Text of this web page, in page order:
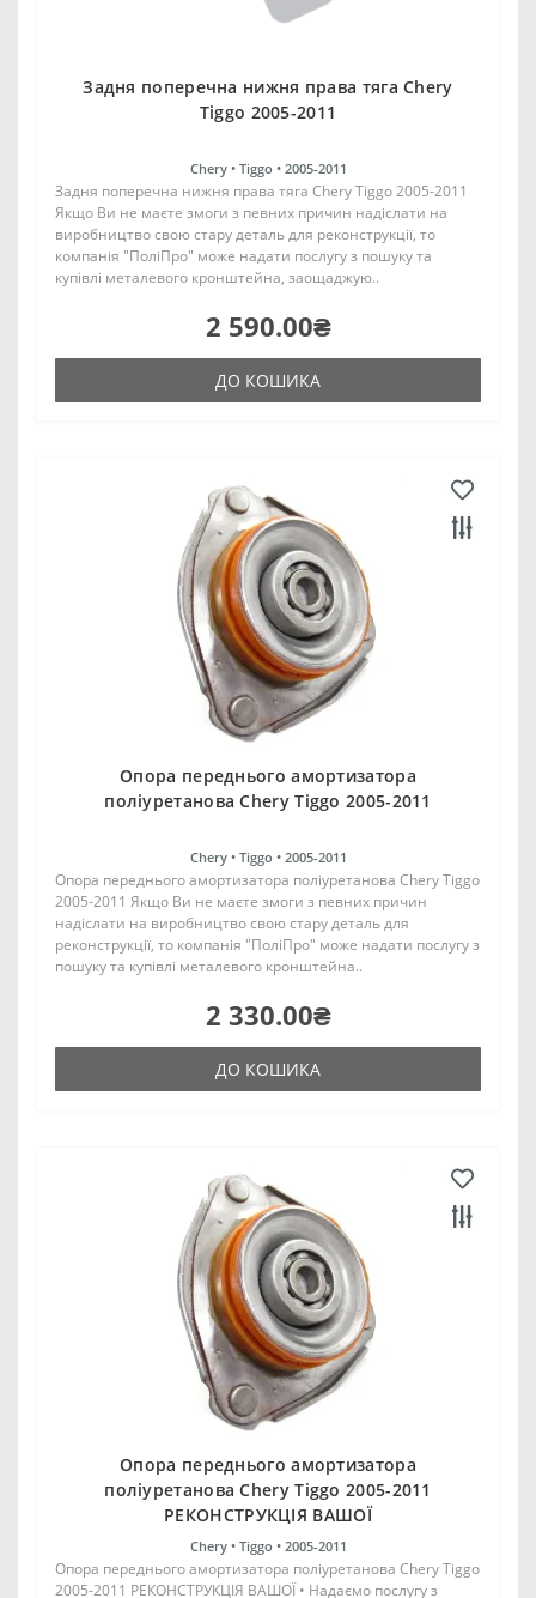
Задня поперечна нижня права тяга Chery
Tiggo 2005-2011
Chery • Tiggo • 2005-2011
Задня поперечна нижня права тяга Chery Tiggo 2005-2011
Якщо Ви не маєте змоги з певних причин надіслати на
виробництво свою стару деталь для реконструкції, то
компанія "ПоліПро" може надати послугу з пошуку та
купівлі металевого кронштейна, заощаджую..
2 590.00₴
ДО КОШИКА
Опора переднього амортизатора
поліуретанова Chery Tiggo 2005-2011
Chery • Tiggo • 2005-2011
Опора переднього амортизатора поліуретанова Chery Tiggo
2005-2011 Якщо Ви не маєте змоги з певних причин
надіслати на виробництво свою стару деталь для
реконструкції, то компанія "ПоліПро" може надати послугу з
пошуку та купівлі металевого кронштейна..
2 330.00₴
ДО КОШИКА
Опора переднього амортизатора
поліуретанова Chery Tiggo 2005-2011
РЕКОНСТРУКЦІЯ ВАШОЇ
Chery • Tiggo • 2005-2011
Опора переднього амортизатора поліуретанова Chery Tiggo
2005-2011 РЕКОНСТРУКЦІЯ ВАШОЇ • Надаємо послугу з